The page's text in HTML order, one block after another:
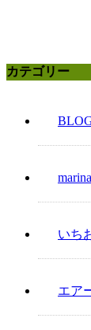
カテゴリー
いち
エア